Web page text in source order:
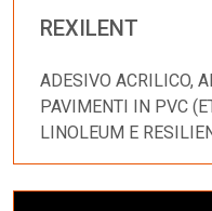
REXILENT
ADESIVO ACRILICO,
PAVIMENTI IN PVC
LINOLEUM E